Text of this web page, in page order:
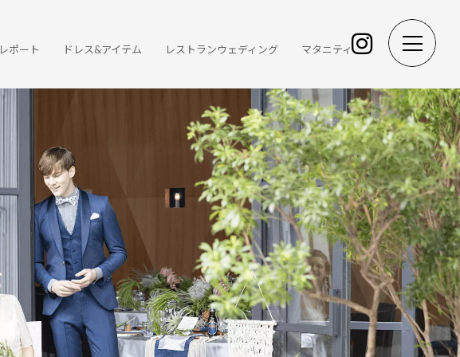
ポート ドレス&アイテム レストランウェディング マタニティ